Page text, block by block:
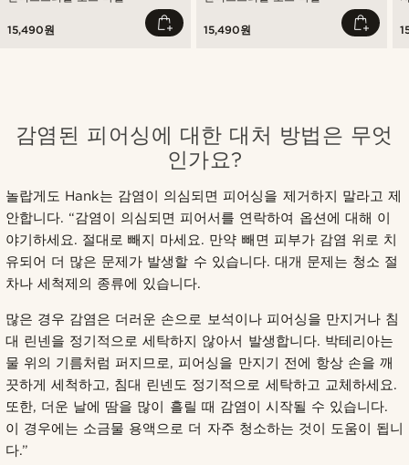
15,490원 15,490원
감염된 피어싱에 대한 대처 방법은 무엇
인가요?
놀랍게도 Hank는 감염이 의심되면 피어싱을 제거하지 말라고 제
안합니다. “감염이 의심되면 피어서를 연락하여 옵션에 대해 이
야기하세요. 절대로 빼지 마세요. 만약 빼면 피부가 감염 위로 치
유되어 더 많은 문제가 발생할 수 있습니다. 대개 문제는 청소 절
차나 세척제의 종류에 있습니다.
많은 경우 감염은 더러운 손으로 보석이나 피어싱을 만지거나 침
대 린넨을 정기적으로 세탁하지 않아서 발생합니다. 박테리아는
물 위의 기름처럼 퍼지므로, 피어싱을 만지기 전에 항상 손을 깨
끗하게 세척하고, 침대 린넨도 정기적으로 세탁하고 교체하세요.
또한, 더운 날에 땀을 많이 흘릴 때 감염이 시작될 수 있습니다.
이 경우에는 소금물 용액으로 더 자주 청소하는 것이 도움이 됩니
다.”